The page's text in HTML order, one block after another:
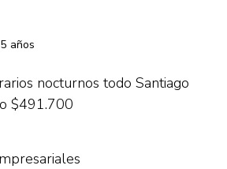
años
nocturnos todo Santiago
$491.700